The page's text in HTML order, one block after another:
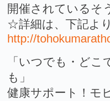
開催されているそ
☆詳細は、下記よ
http://
「いつでも・ど
も」
健康サポート！モ